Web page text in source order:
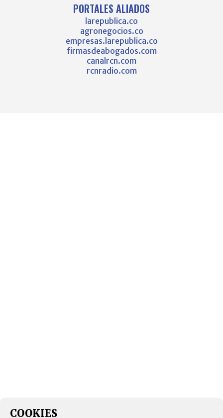
PORTALES ALIADOS
larepublica.co
agronegocios.co
empresas.larepublica.co
firmasdeabogados.com
canalrcn.com
rcnradio.com
COOKIES